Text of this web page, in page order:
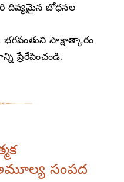
దివ్యమైన బోధనల
భగవంతుని సాక్షాత్కారం
ప్రేరేపించండి.
సంపద